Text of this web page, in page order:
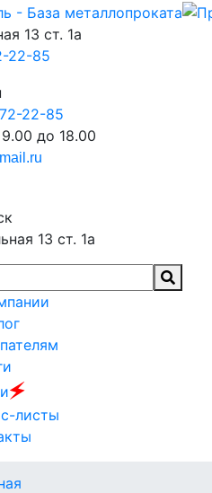
13 ст. 1а
22-85
22-85
до 18.00
13 ст. 1а
🗲
листы